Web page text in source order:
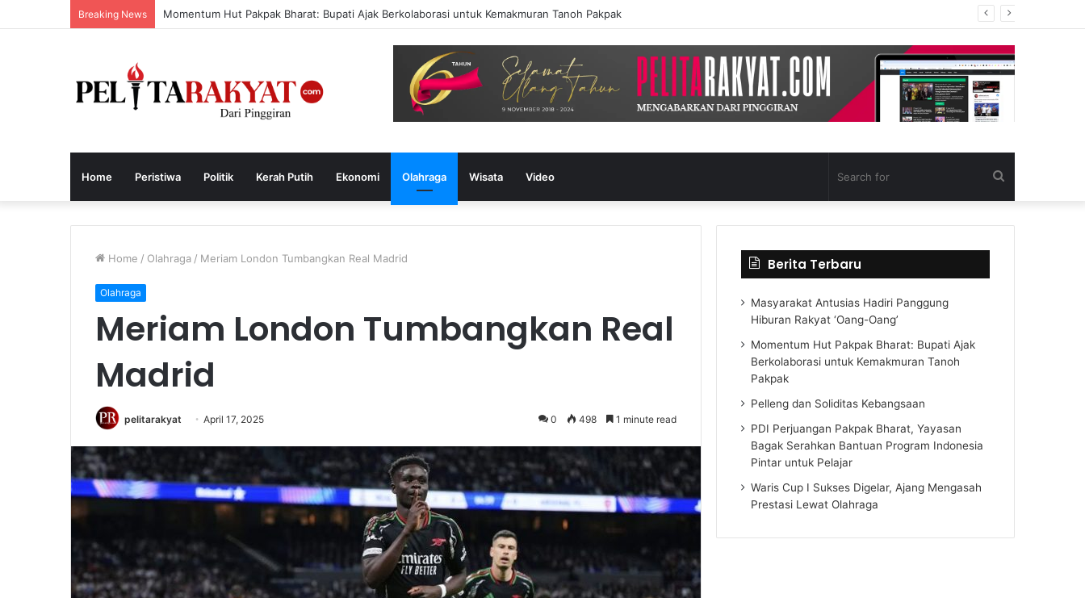
Breaking News Momentum Hut Pakpak Bharat: Bupati Ajak Berkolaborasi untuk Kemakmuran Tanoh Pakpak
Home Peristiwa Politik Kerah Putih Ekonomi Olahraga Wisata Video
for
Home / Olahraga / Meriam London Tumbangkan Real Madrid
Olahraga
Meriam London Tumbangkan Real
Madrid
pelitarakyat April 17, 2025 0 498 1 minute read
Berita Terbaru
Masyarakat Antusias Hadiri Panggung
Hiburan Rakyat ‘Oang-Oang’
Momentum Hut Pakpak Bharat: Bupati Ajak
Berkolaborasi untuk Kemakmuran Tanoh
Pakpak
Pelleng dan Soliditas Kebangsaan
PDI Perjuangan Pakpak Bharat, Yayasan
Bagak Serahkan Bantuan Program Indonesia
Pintar untuk Pelajar
Waris Cup I Sukses Digelar, Ajang Mengasah
Prestasi Lewat Olahraga